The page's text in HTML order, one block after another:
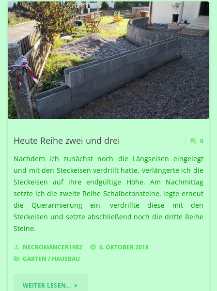
ODER,
WO
KOMMEN
SONST
DIE
LÖCHER
;-)"
Heute Reihe zwei und drei 0
Nachdem ich zunächst noch die Längseisen eingelegt
und mit den Steckeisen verdrillt hatte, verlängerte ich die
Steckeisen auf ihre endgültige Höhe. Am Nachmittag
setzte ich die zweite Reihe Schalbetonsteine, legte erneut
die Querarmierung ein, verdrillte diese mit den
Steckeisen und setzte abschließend noch die dritte Reihe
Steine.
NECROMANCER1982
6. OKTOBER 2018
GARTEN / HAUSBAU
WEITER LESEN... "HEUTE